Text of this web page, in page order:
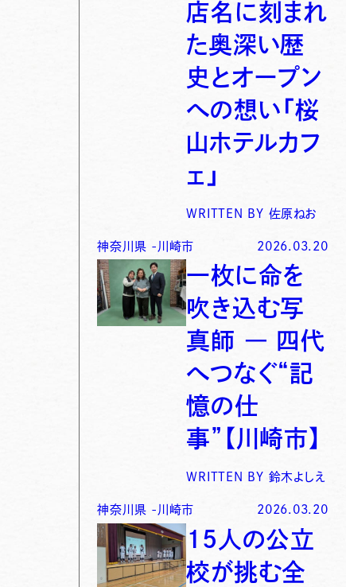
店名に刻まれ
た奥深い歴
史とオープン
への想い「桜
山ホテルカフ
ェ」
WRITTEN BY 佐原ねお
神奈川県 - 川崎市 2026.03.20
一枚に命を
吹き込む写
真師 ― 四代
へつなぐ“記
憶の仕
事”【川崎市】
WRITTEN BY 鈴木よしえ
神奈川県 - 川崎市 2026.03.20
15人の公立
校が挑む全